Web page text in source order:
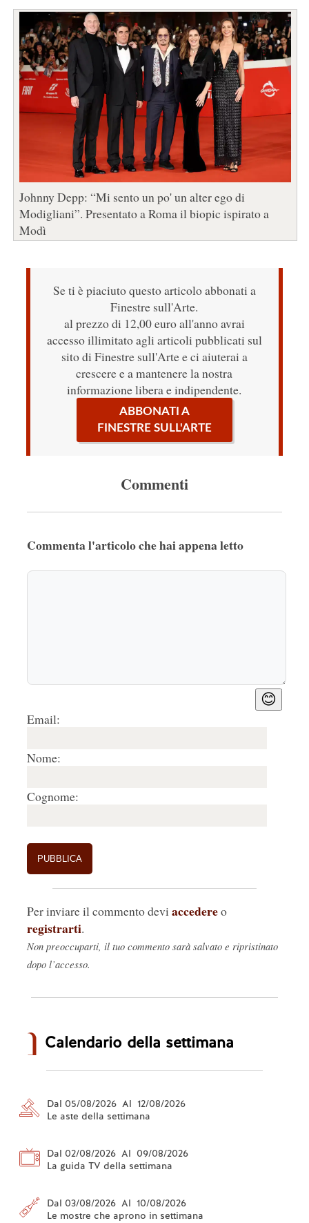
Johnny Depp: “Mi sento un po' un alter ego di
Modigliani”. Presentato a Roma il biopic ispirato a
Modì
Se ti è piaciuto questo articolo abbonati a
Finestre sull'Arte.
al prezzo di 12,00 euro all'anno avrai
accesso illimitato agli articoli pubblicati sul
sito di Finestre sull'Arte e ci aiuterai a
crescere e a mantenere la nostra
informazione libera e indipendente.
ABBONATI A
FINESTRE SULL'ARTE
Commenti
Commenta l'articolo che hai appena letto
😊
Email:
Nome:
Cognome:
Per inviare il commento devi accedereo
registrarti.
Non preoccuparti, il tuo commento sarà salvato e ripristinato
dopo l’accesso.
Calendario della settimana
Dal 05/08/2026 Al 12/08/2026
Le aste della settimana
Dal 02/08/2026 Al 09/08/2026
La guida TV della settimana
Dal 03/08/2026 Al 10/08/2026
Le mostre che aprono in settimana